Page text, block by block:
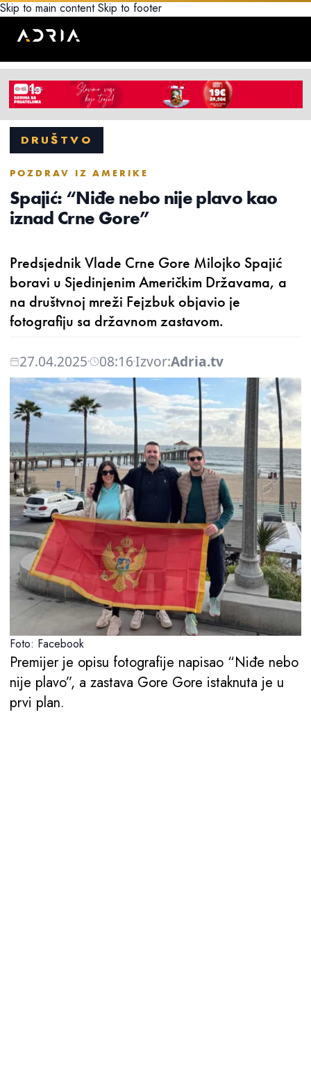
Skip to main content Skip to footer
DRUŠTVO
POZDRAV IZ AMERIKE
Spajić: “Niđe nebo nije plavo kao
iznad Crne Gore”
Predsjednik Vlade Crne Gore Milojko Spajić
boravi u Sjedinjenim Američkim Državama, a
na društvnoj mreži Fejzbuk objavio je
fotografiju sa državnom zastavom.
27.04.2025 08:16Izvor:Adria.tv
Foto: Facebook
Premijer je opisu fotografije napisao “Niđe nebo
nije plavo”, a zastava Gore Gore istaknuta je u
prvi plan.